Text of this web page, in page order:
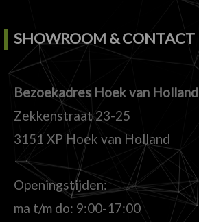
SHOWROOM & CONTACT
Bezoekadres Hoek van Holland
Zekkenstraat 23-25
3151 XP Hoek van Holland
Openingstijden:
ma t/m do: 9:00-17:00